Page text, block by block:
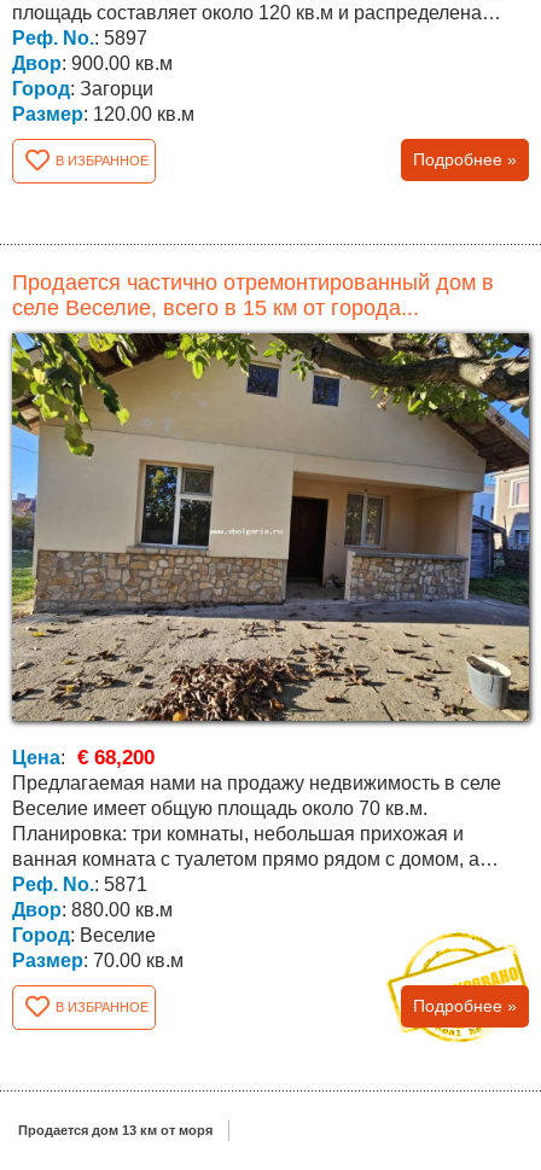
площадь составляет около 120 кв.м и распределена
следующим...
Реф. No.: 5897
Двор: 900.00 кв.м
Город: Загорци
Размер: 120.00 кв.м
В ИЗБРАННОЕ Подробнее »
Продается частично отремонтированный дом в
селе Веселие, всего в 15 км от города...
Цена: € 68,200
Предлагаемая нами на продажу недвижимость в селе
Веселие имеет общую площадь около 70 кв.м.
Планировка: три комнаты, небольшая прихожая и
ванная комната с туалетом прямо рядом с домом, а
также есть...
Реф. No.: 5871
Двор: 880.00 кв.м
Город: Веселие
Размер: 70.00 кв.м
В ИЗБРАННОЕ Подробнее »
Продается дом 13 км от моря